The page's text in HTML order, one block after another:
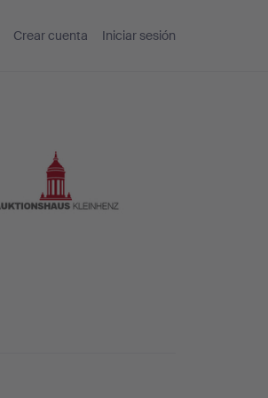
Crear cuenta Iniciar sesión